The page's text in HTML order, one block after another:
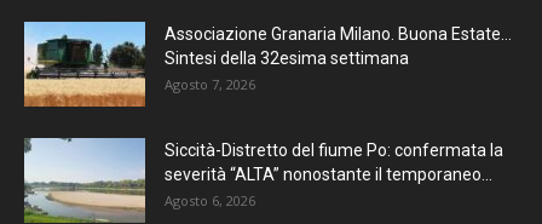
Associazione Granaria Milano. Buona Estate…
Sintesi della 32esima settimana
Agosto 7, 2026
Siccità-Distretto del fiume Po: confermata la
severità “ALTA” nonostante il temporaneo...
Agosto 6, 2026